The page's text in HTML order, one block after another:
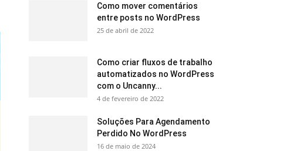
Como mover comentários
entre posts no WordPress
25 de abril de 2022
Como criar fluxos de trabalho
automatizados no WordPress
com o Uncanny...
4 de fevereiro de 2022
Soluções Para Agendamento
Perdido No WordPress
16 de maio de 2024